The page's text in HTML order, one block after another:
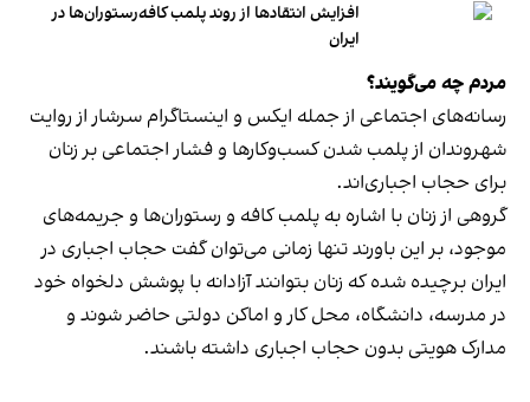
افزایش انتقادها از روند پلمب کافه‌رستوران‌ها در
ایران
مردم چه می‌گویند؟
رسانه‎‌های اجتماعی از جمله ایکس و اینستاگرام سرشار از روایت
شهروندان از پلمب شدن کسب‌وکارها و فشار اجتماعی بر زنان
برای حجاب اجباری‌اند.
گروهی از زنان با اشاره به پلمب کافه و رستوران‌ها و جریمه‌های
موجود، بر این باورند تنها زمانی می‌توان گفت حجاب اجباری در
ایران برچیده شده که زنان بتوانند آزادانه با پوشش دلخواه خود
در مدرسه، دانشگاه، محل کار و اماکن دولتی حاضر شوند و
مدارک هویتی بدون حجاب اجباری داشته باشند.